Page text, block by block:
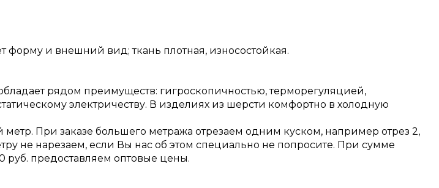
форму и внешний вид; ткань плотная, износостойкая.
рядом преимуществ: гигроскопичностью, терморегуляцией,
электричеству. В изделиях из шерсти комфортно в холодную
метр. При заказе большего метража отрезаем одним куском, например отрез 2,
не нарезаем, если Вы нас об этом специально не попросите. При сумме
руб. предоставляем оптовые цены.